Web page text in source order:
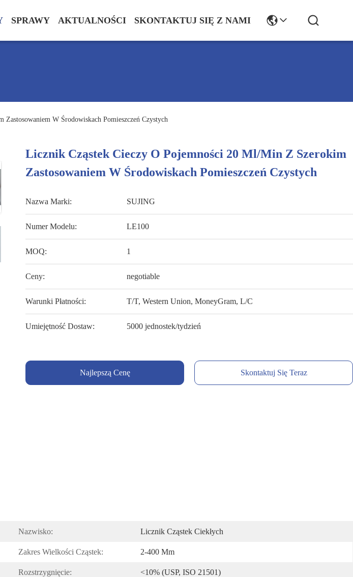
SPRAWY AKTUALNOŚCI SKONTAKTUJ SIĘ Z NAMI
W Środowiskach Pomieszczeń Czystych
Licznik Cząstek Cieczy O Pojemności 20 Ml/min Z Szerokim
Zastosowaniem W Środowiskach Pomieszczeń Czystych
Nazwa Marki: SUJING
Numer Modelu: LE100
MOQ: 1
Ceny: negotiable
Warunki Płatności: T/T, Western Union, MoneyGram, L/C
Umiejętność Dostaw: 5000 jednostek/tydzień
Najlepszą Cenę Skontaktuj Się Teraz
Nazwisko: Licznik Cząstek Ciekłych
Zakres Wielkości Cząstek: 2-400 Μm
Rozstrzygnięcie: <10% (USP, ISO 21501)